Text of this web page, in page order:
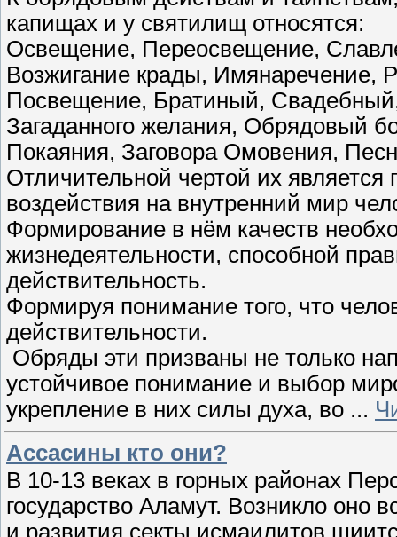
капищах и у святилищ относятся:
Освещение, Переосвещение,
Возжигание крады, Имянаречение,
Посвещение, Братиный,
Загаданного желания, Обрядовый
Покаяния, Заговора Омовения,
Отличительной чертой их
воздействия на внутренний мир
Формирование в нём качеств
жизнедеятельности, способной
действительность.
Формируя понимание того, что
действительности.
Обряды эти призваны не только
устойчивое понимание и выбор
укрепление в них силы духа, во ...
Ассасины кто они?
В 10-13 веках в горных районах
государство Аламут. Возникло оно
и развития секты исмаилитов